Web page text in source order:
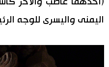
اليمنى واليسرى للوجه